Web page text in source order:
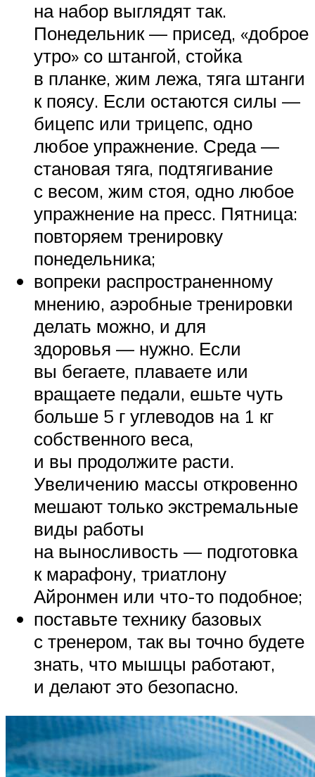
на набор выглядят так.
Понедельник — присед, «доброе
утро» со штангой, стойка
в планке, жим лежа, тяга штанги
к поясу. Если остаются силы —
бицепс или трицепс, одно
любое упражнение. Среда —
становая тяга, подтягивание
с весом, жим стоя, одно любое
упражнение на пресс. Пятница:
повторяем тренировку
понедельника;
вопреки распространенному
мнению, аэробные тренировки
делать можно, и для
здоровья — нужно. Если
вы бегаете, плаваете или
вращаете педали, ешьте чуть
больше 5 г углеводов на 1 кг
собственного веса,
и вы продолжите расти.
Увеличению массы откровенно
мешают только экстремальные
виды работы
на выносливость — подготовка
к марафону, триатлону
Айронмен или что-то подобное;
поставьте технику базовых
с тренером, так вы точно будете
знать, что мышцы работают,
и делают это безопасно.